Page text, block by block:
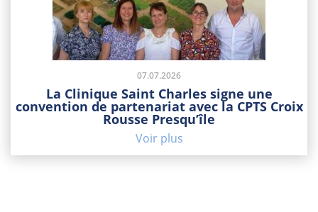
07.07.2026
La Clinique Saint Charles signe une
convention de partenariat avec la CPTS Croix
Rousse Presqu’île
Voir plus